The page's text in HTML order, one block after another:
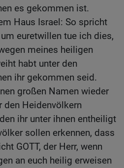
es gekommen ist.
Haus Israel: So spricht
euretwillen tue ich dies,
meines heiligen
habt unter den
ihr gekommen seid.
großen Namen wieder
den Heidenvölkern
ihr unter ihnen entheiligt
sollen erkennen, dass
GOTT, der Herr, wenn
an euch heilig erweisen